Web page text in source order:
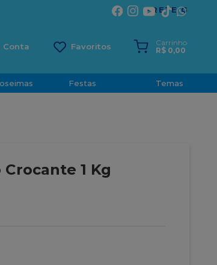
Conta
Carrinho
R$ 0,00
Festas Temas
1 Kg